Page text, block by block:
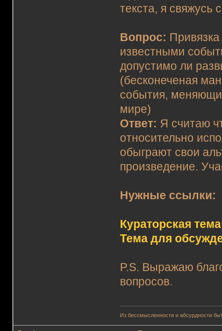
текста, я свяжусь
Вопрос:
известными
допустимо ли
(бесконеченая
события,
мире)
Ответ: Я считаю
относительно
обыграют свои
произведение.
Нужные ссылки:
Кураторская
Тема для
P.S. Выражаю
вопросов.
Из бессмысленности и абсурдности